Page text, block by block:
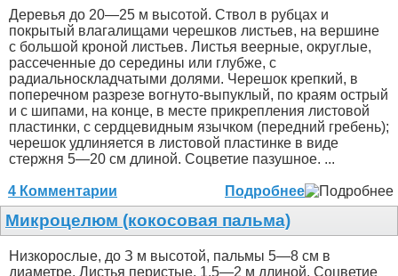
Деревья до 20—25 м высотой. Ствол в рубцах и
покрытый влагалищами черешков листьев, на вершине
с большой кроной листьев. Листья веерные, округлые,
рассеченные до середины или глубже, с
радиальноскладчатыми долями. Черешок крепкий, в
поперечном разрезе вогнуто-выпуклый, по краям острый
и с шипами, на конце, в месте прикрепления листовой
пластинки, с сердцевидным язычком (передний гребень);
черешок удлиняется в листовой пластинке в виде
стержня 5—20 см длиной. Соцветие пазушное. ...
4 Комментарии Подробнее
Микроцелюм (кокосовая пальма)
Низкорослые, до З м высотой, пальмы 5—8 см в
диаметре. Листья перистые, 1.5—2 м длиной. Соцветие